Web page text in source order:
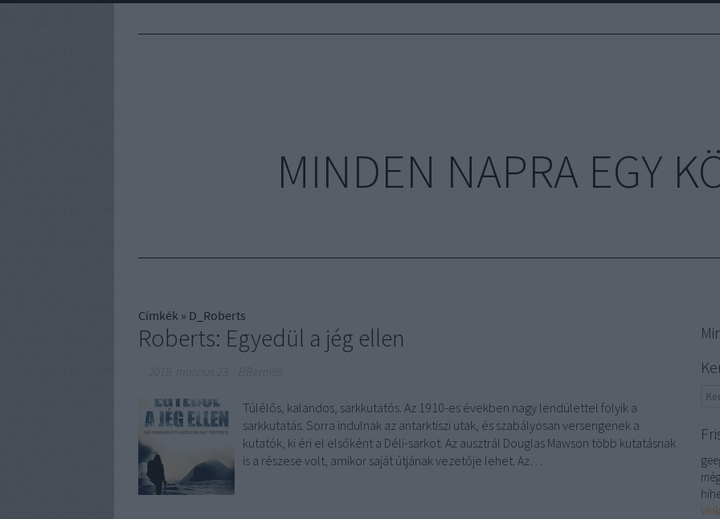
MINDEN NAPRA EGY
Címkék » D_Roberts
Roberts: Egyedül a jég ellen
Túlélős, kalandos, sarkkutatós. Az 1910-es években nagy lendülettel folyik a
sarkkutatás. Sorra indulnak az antarktiszi utak, és szabályosan versengenek a
kutatók, ki éri el elsőként a Déli-sarkot. Az ausztrál Douglas Mawson több kutatásnak
is a részese volt, amikor saját útjának vezetője lehet. Az…